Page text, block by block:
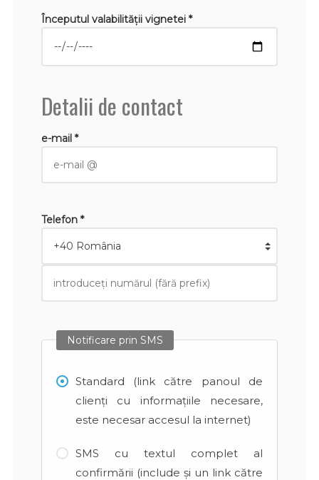
Începutul valabilităţii vignetei *
Detalii de contact
e-mail *
Telefon *
Notificare prin SMS
Standard (link către panoul de
clienți cu informațiile necesare,
este necesar accesul la internet)
SMS cu textul complet al
confirmării (include și un link către